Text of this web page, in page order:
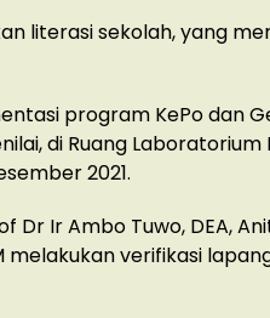
literasi sekolah, yang
program KePo dan
di Ruang Laboratorium
2021.
Ir Ambo Tuwo, DEA,
melakukan verifikasi